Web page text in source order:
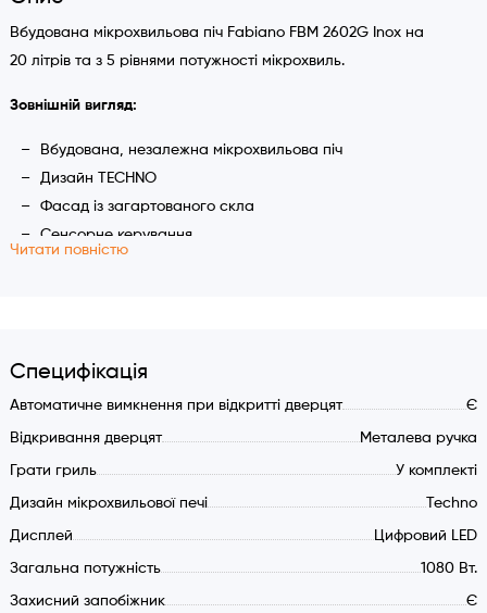
Вбудована мікрохвильова піч Fabiano FBM 2602G Inox на
20 літрів та з 5 рівнями потужності мікрохвиль.
Зовнішній вигляд:
Вбудована, незалежна мікрохвильова піч
Дизайн TECHNO
Фасад із загартованого скла
Сенсорне керування
Тип підключення: електрика
Підсвічування камери
Рівне керамічне дно камери (Ceramic Base WHITE)
Розподіл мікрохвиль без тарілки, що обертається
(Stirrer)
Електронний таймер
Читати повністю
Специфікація
Автоматичне вимкнення при відкритті дверцят Є
Відкривання дверцят Металева ручка
Грати гриль У комплекті
Дизайн мікрохвильової печі Techno
Дисплей Цифровий LED
Загальна потужність 1080 Вт.
Захисний запобіжник Є